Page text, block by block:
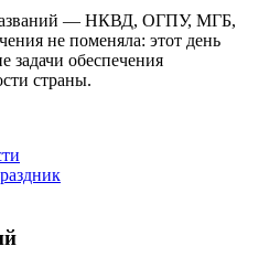
— НКВД, ОГПУ, МГБ,
не поменяла: этот день
обеспечения
страны.